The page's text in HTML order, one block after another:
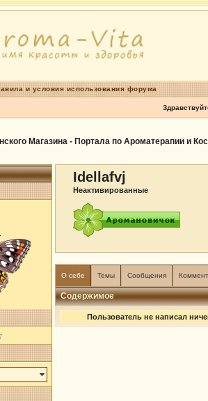
и условия использования форума
Магазина - Портала по Ароматерапии и
Idellafvj
Неактивированные
О себе Темы Сообщения
Содержимое
Пользователь не написал